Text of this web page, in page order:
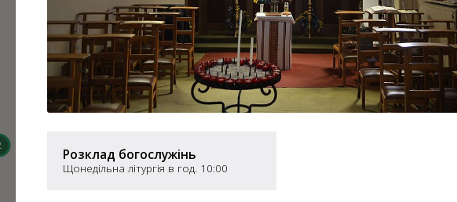
Розклад богослужінь
Щонедільна літургія в год. 10:00
824
720
182
22
276
10
6
31
59
70